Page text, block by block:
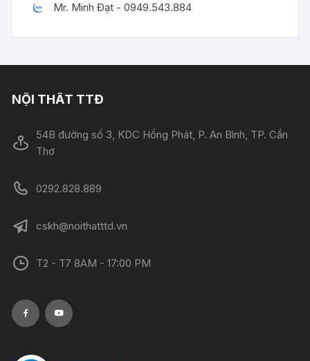
Mr. Minh Đạt - 0949.543.884
NỘI THẤT TTĐ
54B đường số 3, KDC Hồng Phát, P. An Bình, TP. Cần
Thơ
0292.828.889
cskh@noithatttd.vn
T2 - T7 8AM - 17:00 PM